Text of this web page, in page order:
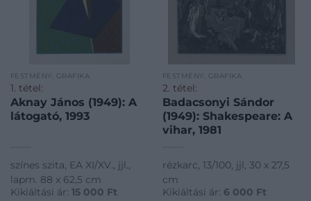
FESTMÉNY, GRAFIKA
1. tétel:
Aknay János (1949): A
látogató, 1993
színes szita, EA XI/XV., jjl.,
lapm. 88 x 62,5 cm
Kikiáltási ár: 15 000 Ft
FESTMÉNY, GRAFIKA
2. tétel:
Badacsonyi Sándor
(1949): Shakespeare: A
vihar, 1981
rézkarc, 13/100, jjl, 30 x 27,5
cm
Kikiáltási ár: 6 000 Ft